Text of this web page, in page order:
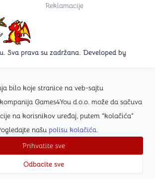
bilo koje stranice na veb-sajtu
Games4You d.o.o. može da sačuva
na korisnikov uređaj, putem "kolačića"
našu polisu kolačića.
Prihvatite sve
Odbacite sve
Sva prava su zadržana. Developed by
stranicu /Games4you.rs
profil @games4yours
Reklamacije